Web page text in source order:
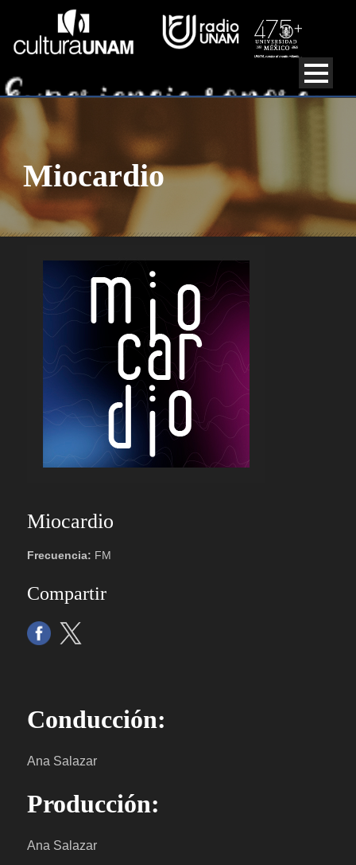
Miocardio
Miocardio
Frecuencia: FM
Compartir
Conducción:
Ana Salazar
Producción:
Ana Salazar